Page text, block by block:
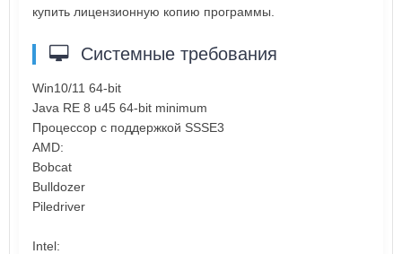
купить лицензионную копию программы.
Системные требования
Win10/11 64-bit
Java RE 8 u45 64-bit minimum
Процессор с поддержкой SSSE3
AMD:
Bobcat
Bulldozer
Piledriver
Intel: